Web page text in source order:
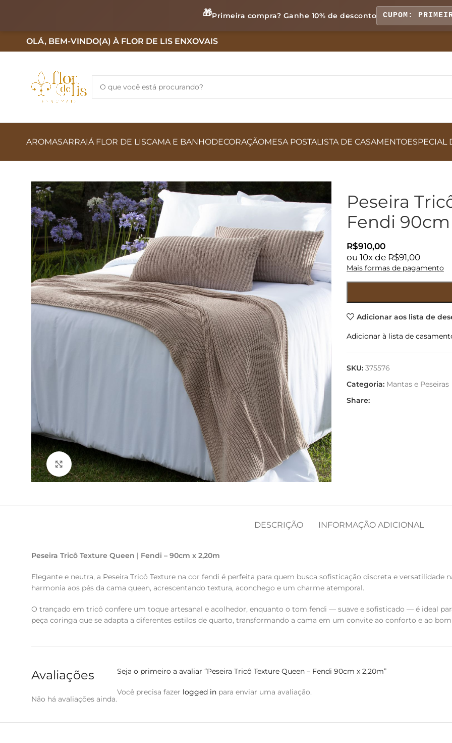
🎁Primeira compra? Ganhe 10% de desconto CUPOM:
OLÁ, BEM-VINDO(A) À FLOR DE LIS ENXOVAIS
AROMASARRAIÁ FLOR DE LISCAMA E BANHODECORAÇÃOMESA POSTALISTA DE CASAMENTOESPECIAL
Clique para ampliar
Peseira
Fendi
R$910,00
ou 10x de R$91,00
Mais formas de pagamento
Adicionar aos lista de
Adicionar à lista de
SKU: 375576
Categoria: Mantas e Peseiras
Share:
DESCRIÇÃO INFORMAÇÃO ADICIONAL
Peseira Tricô Texture Queen | Fendi – 90cm x 2,20m
Elegante e neutra, a Peseira Tricô Texture na cor fendi é perfeita para quem busca sofisticação discreta e versatilidade
harmonia aos pés da cama queen, acrescentando textura, aconchego e um charme atemporal.
O trançado em tricô confere um toque artesanal e acolhedor, enquanto o tom fendi — suave e sofisticado — é ideal
peça coringa que se adapta a diferentes estilos de quarto, transformando a cama em um convite ao conforto e ao
Avaliações
Não há avaliações ainda.
Seja o primeiro a avaliar “Peseira Tricô Texture Queen – Fendi 90cm x 2,20m”
Você precisa fazer logged in para enviar uma avaliação.